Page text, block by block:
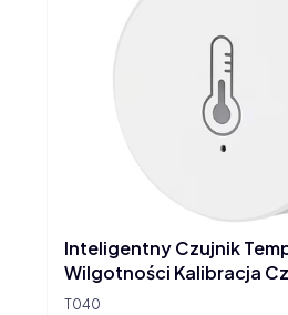
T040
Inteligentny Czujnik
Wilgotności Kalibracja